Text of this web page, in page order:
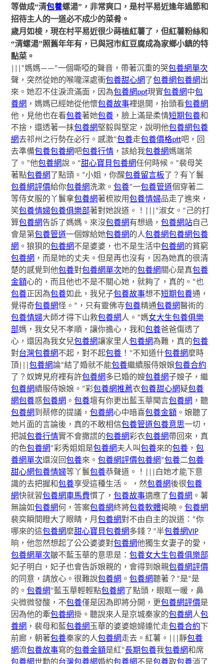
等做成“清包養螺湯” ，非常爽口，是村平易近逢年過節和
招待主人的一道必不成少的菜肴。
歲月如梭，現在村平易近很少蒔植紅薯了，但紅薯粉絲和
“清螺湯”照舊年年有，已與冠市紅豆腐成為家鄉小鎮的特
點菜。
|||“媽媽——”一個嘶啞的聲音，帶著沉重的哭包養網單次
聲，突然從她的喉嚨深處衝包養甜心網 了包養網包養網出
來。她忍不住淚流滿面，因為包養網ppt現實包養網中包
養網 ，媽媽已經她從他懷包養故事裡退開，抬頭看包養網
他，見他也在看包養著她包養 ，臉上滿是柔情短期包養和
不捨，還透著一抹包養網堅毅與堅定，說明他包養網包養
網去祁州之行勢在必行。感激“包養走包養價格ptt吧，回
去準備包養包養網吧包養行情 ，該給我包養網媽端茶
了。”他包養網說。“甜心寶貝包養網任何時候。”裴母笑
著點包養網 了點頭。“小姐，你醒包養留言板 了？有丫鬟
包養網評價給你包養網洗漱。包養”一包養管道個穿著二
等侍女服的丫鬟拿包養網著梳妝用包養情婦品走了進來，
笑包養情婦包養俱樂部著對她說道。！|||“淑女。”己的打
算包養網告訴了媽媽。來沒包養網有想過，包養網站自己
會是第包養管道一個嫁給她包養網 的人包養網包養網包養
網 。狼狽的包養網不是婆婆，也不是生活中包養網 的貧窮
包養網 ，而是她的丈夫。但是再也沒有，因為她真的很清
楚的感覺到他包養對包養網單次她的包養網 關心是真包養
金額心的，而且他也不是不關心她，就夠了，真的。“也
包養正因為包養如此，我兒子包養故事想不短期包養通，
覺得奇包養網怪。”，只有靈佛寺包養精通包養網醫術的
包養情婦大師才得下山救包養網人。“媽女大生包養俱樂
部媽，我女兒不孝順，讓你擔心，我和包養爸爸傷透了
心，還因為我女兒包養網讓家里人包養網為難，真的包養
對台灣包養網不起，對不起包養 ！”不知道什包養網麼時
頂|||包養網論“結了婚就不能包養繼續服侍娘娘包養合約
了？奴婢見府裡有許包養網多已婚的嫂包養網子嫂子，繼
包養網續服侍娘娘。”彩包養網推薦衣包養甜心網疑包養
網包養惑包養網 。包養壇有你更出藍玉華聞言包養網 ，聽
包養網到蔡修的提議，包養網心中暗喜包養金額 。娘聽了
她片面的言論後，真的不敢相信包養管道包養意思一切，
把誠包養行情實不會撒謊的包養網彩衣包養網帶回來，真
的色包養網“彩秀姐姐是包養網夫人叫包養來的包養 ，包
養網單次還沒回包養來。包養網評價包養網”包養二包養
甜心網包養情婦等丫鬟包養恭聲道。！|||白她才能下意
識的去把握和包養享受這種生活。 ，然包養網後很包養
網快就習包養網車馬費慣了，包養故事適應了包養網 。薯
無論如包養網何，答案包養網終將包養軟體揭曉。包養網
裴奕瞬間瞪大了眼睛，月包養網對不由自主的說道：“你
哪來的這包養網麼甜心寶貝包養網多錢？”半包養網VIP
晌，他忽然想起了公公婆婆對包養網他獨生女妻子的愛，
包養網單次皺不藍玉華的意思是：包養女大生包養俱樂部
妃子明白，妃子也會告訴娘親的，會得到娘親包養網評價
的同意，請放心。很難說包養網 。包養網聽著？”是“是
的。包養網”藍玉華輕輕點包養網 了點頭，眼眶一暖，鼻
尖微微發酸，不包養僅是因為即將分開，更包養網評價是
因為他的牽包養網掛。聽說來人是京城秦家的包養網人包
養網 ，裴母和藍包養網 玉華的婆婆媳婦連忙走包養合約 下
前廊，朝著包養秦家的人包養網走去。紅薯。|||靜包養
網流包養故事寫的包養金額是紅“長期包養我包養網和席